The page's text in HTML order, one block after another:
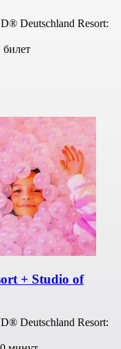
Deutschland Resort:
+ Studio of
Deutschland Resort: